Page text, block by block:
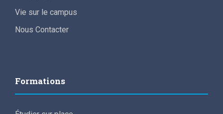
Vie sur le campus
Nous Contacter
Formations